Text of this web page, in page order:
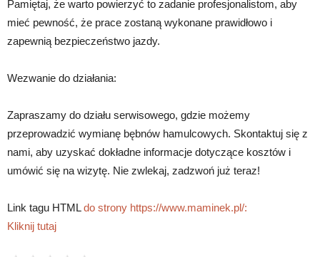
Pamiętaj, że warto powierzyć to zadanie profesjonalistom, aby
mieć pewność, że prace zostaną wykonane prawidłowo i
zapewnią bezpieczeństwo jazdy.
Wezwanie do działania:
Zapraszamy do działu serwisowego, gdzie możemy
przeprowadzić wymianę bębnów hamulcowych. Skontaktuj się z
nami, aby uzyskać dokładne informacje dotyczące kosztów i
umówić się na wizytę. Nie zwlekaj, zadzwoń już teraz!
Link tagu HTMLdo strony https://www.maminek.pl/:
Kliknij tutaj